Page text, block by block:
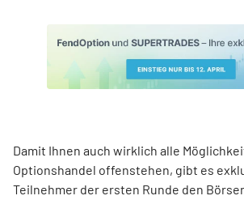
Damit Ihnen auch wirklich alle
Optionshandel offenstehen, gibt es
Teilnehmer der ersten Runde den